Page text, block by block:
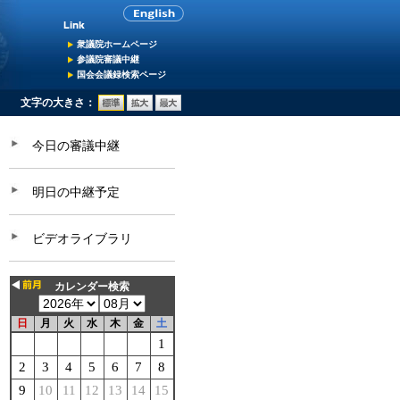
衆議院ホームページ
参議院審議中継
国会会議録検索ページ
文字の大きさ：
今日の審議中継
明日の中継予定
ビデオライブラリ
カレンダー検索
日 月 火 水 木 金 土
1
2
3 4 5 6 7
8
9
10 11 12 13 14
15